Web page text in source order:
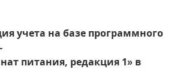
учета на базе программного
питания, редакция 1» в